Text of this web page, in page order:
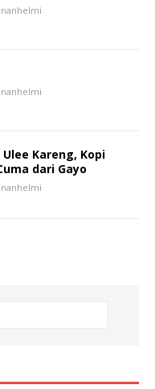
Kareng, Kopi
dari Gayo